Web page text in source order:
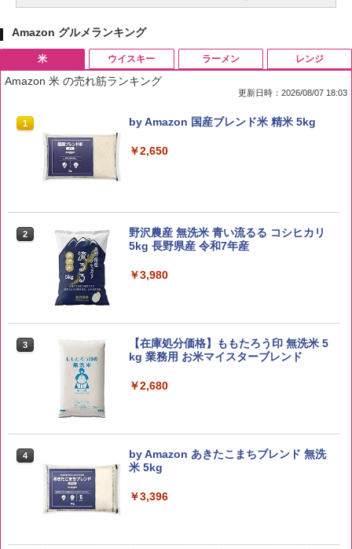
Amazon グルメランキング
米
Amazon 米 の売れ筋ランキング
更新日時：2026/08/07 18:03
1 by Amazon 国産ブレンド米 精米 5kg
￥2,650
2
野沢農産 無洗米 青い流るる コシヒカリ
5kg 長野県産 令和7年産
￥3,980
3
【在庫処分価格】ももたろう印 無洗米 5
kg 業務用 お米マイスターブレンド
￥2,680
4
by Amazon あきたこまちブレンド 無洗
米 5kg
￥3,396
ウイスキー ラーメン レンジ